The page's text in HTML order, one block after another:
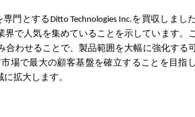
門とするDitto Technologies Inc.を買収しまし
で人気を集めていることを示しています。こ
合わせることで、製品範囲を大幅に強化する
場で最大の顧客基盤を確立することを目指
拡大します。